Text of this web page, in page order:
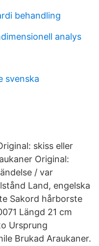
behandling
analys
svenska
skiss eller
Original:
/ var
Land, engelska
Sakord hårborste
Längd 21 cm
Ursprung
Brukad Araukaner.